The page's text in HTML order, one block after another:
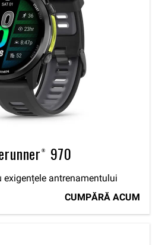
970
exigențele antrenamentului
CUMPĂRĂ ACUM